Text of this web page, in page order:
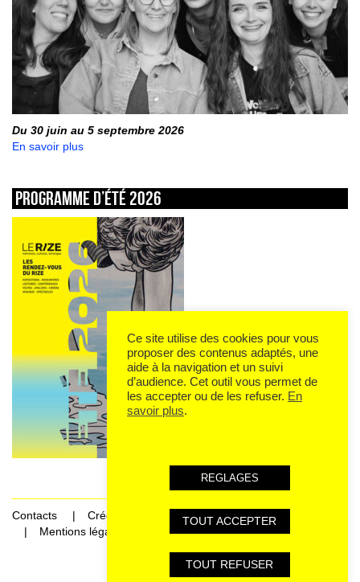
Du 30 juin au 5 septembre 2026
En savoir plus
Programme d’été 2026
Contacts
Crédits
Mentions légales et données personnelles
Ce site utilise des cookies pour vous
proposer des contenus adaptés, une
aide à la navigation et un suivi
d’audience. Cet outil vous permet de
les accepter ou de les refuser. En
savoir plus.
REGLAGES
TOUT ACCEPTER
TOUT REFUSER